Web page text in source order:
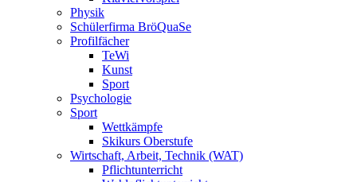
Physik
Schülerfirma BröQuaSe
Profilfächer
TeWi
Kunst
Sport
Psychologie
Sport
Wettkämpfe
Skikurs Oberstufe
Wirtschaft, Arbeit, Technik (WAT)
Pflichtunterricht